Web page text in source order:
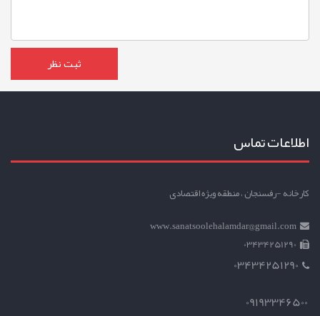
اطلاعات تماس
کارخانه -رفسنجان ، منطقه ویژه اقتصادی
www.sanatsoolehalamdar@gmail.com
03434251290
03434251290
09193346500